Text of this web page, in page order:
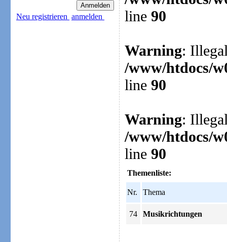
Neu registrieren anmelden
line 90
Warning:
/www/htdocs/
line 90
Warning:
/www/htdocs/
line 90
Themenliste:
Nr. Thema
74 Musikrichtungen